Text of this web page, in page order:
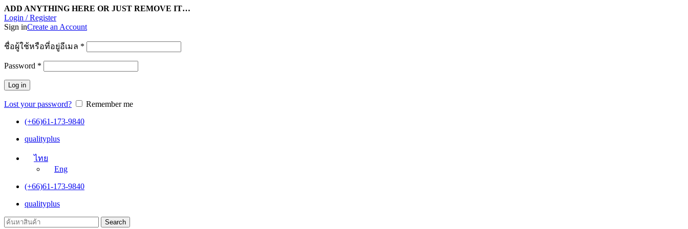
ADD ANYTHING HERE OR JUST REMOVE IT…
Login / Register
Sign inCreate an Account
ชื่อผู้ใช้หรือที่อยู่อีเมล *
Password *
Log in
Lost your password?
Remember me
(+66)61-173-9840
qualityplus
ไทย
Eng
(+66)61-173-9840
qualityplus
Search